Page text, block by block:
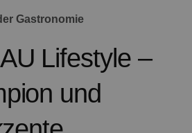
Gastronomie
Lifestyle –
und